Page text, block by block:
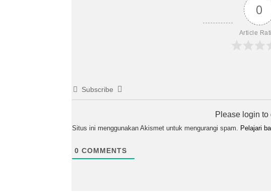
0
Article
Subscribe
Please login to
Situs ini menggunakan Akismet untuk mengurangi spam. Pelajari
0 COMMENTS